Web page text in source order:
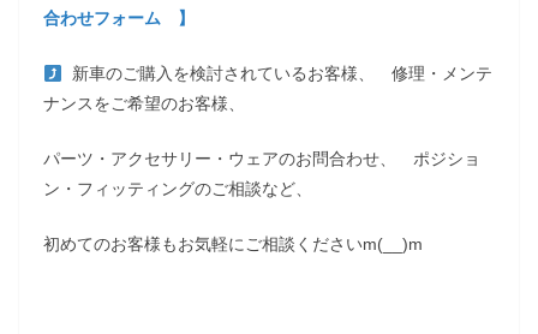
合わせフォーム 】
新車のご購入を検討されているお客様、 修理・メンテ
ナンスをご希望のお客様、
パーツ・アクセサリー・ウェアのお問合わせ、 ポジショ
ン・フィッティングのご相談など、
初めてのお客様もお気軽にご相談くださいm(__)m